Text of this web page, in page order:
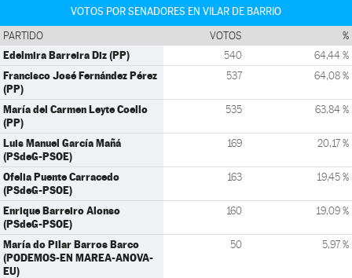
VOTOS POR SENADORES EN VILAR DE BARRIO
PARTIDO VOTOS %
Edelmira Barreira Diz (PP) 540 64,44 %
Francisco José Fernández Pérez
(PP)
537 64,08 %
María del Carmen Leyte Coello
(PP)
535 63,84 %
Luis Manuel García Mañá
(PSdeG-PSOE)
169 20,17 %
Ofelia Puente Carracedo
(PSdeG-PSOE)
163 19,45 %
Enrique Barreiro Alonso
(PSdeG-PSOE)
160 19,09 %
María do Pilar Barros Barco
(PODEMOS-EN MAREA-ANOVA-
EU)
50 5,97 %